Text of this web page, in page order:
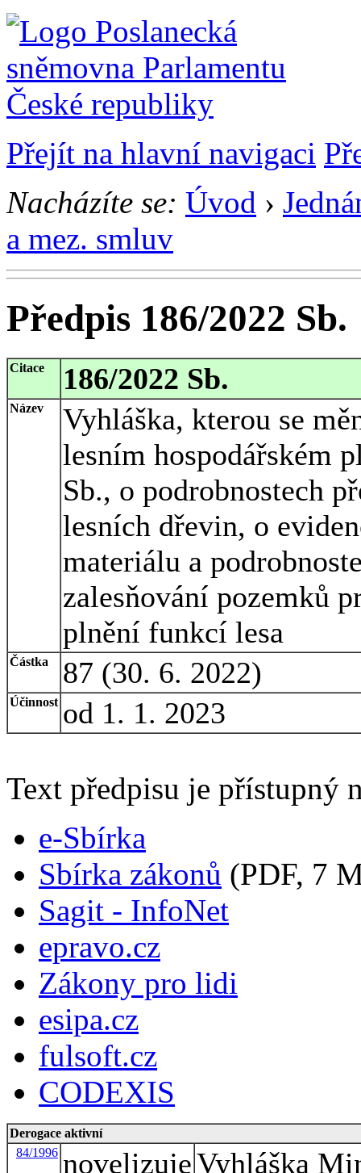
Přejít na hlavní navigaci
Nacházíte se: Úvod ›
a mez. smluv
Předpis 186/2022 Sb.
Citace 186/2022 Sb.
Název
Vyhláška, kterou se
lesním hospodářském
Sb., o podrobnostech
lesních dřevin, o
materiálu a
zalesňování pozemků
plnění funkcí lesa
Částka 87 (30. 6. 2022)
Účinnost od 1. 1. 2023
Text předpisu je přístupný
e-Sbírka
Sbírka zákonů (PDF, 7
Sagit - InfoNet
epravo.cz
Zákony pro lidi
esipa.cz
fulsoft.cz
CODEXIS
Derogace aktivní
84/1996 novelizujeVyhláška